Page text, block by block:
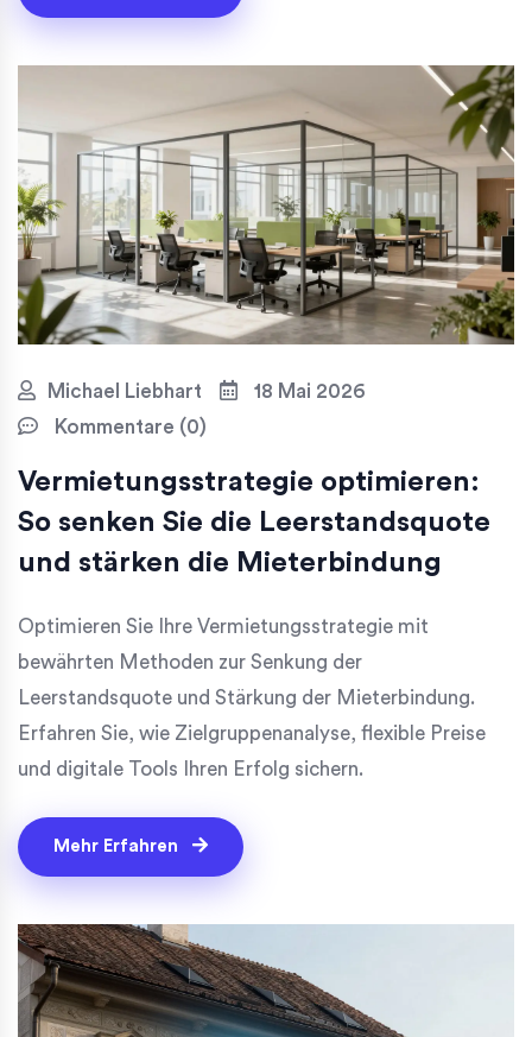
Michael Liebhart
18 Mai 2026
Kommentare (0)
Vermietungsstrategie optimieren:
So senken Sie die Leerstandsquote
und stärken die Mieterbindung
Optimieren Sie Ihre Vermietungsstrategie mit
bewährten Methoden zur Senkung der
Leerstandsquote und Stärkung der Mieterbindung.
Erfahren Sie, wie Zielgruppenanalyse, flexible Preise
und digitale Tools Ihren Erfolg sichern.
Mehr Erfahren